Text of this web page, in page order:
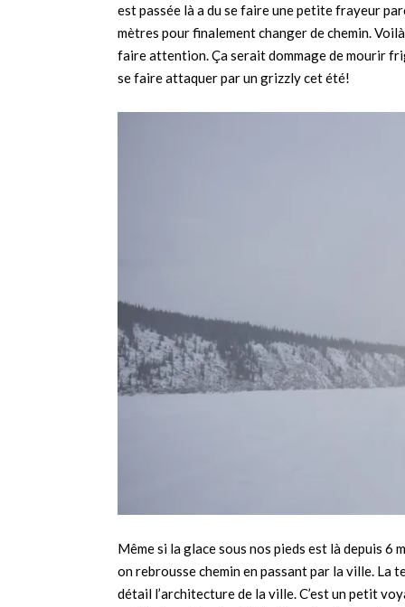
est passée là a du se faire une petite frayeur
mètres pour finalement changer de chemin.
faire attention. Ça serait dommage de mourir
se faire attaquer par un grizzly cet été!
Même si la glace sous nos pieds est là depuis 6
on rebrousse chemin en passant par la ville. La
détail l’architecture de la ville. C’est un petit